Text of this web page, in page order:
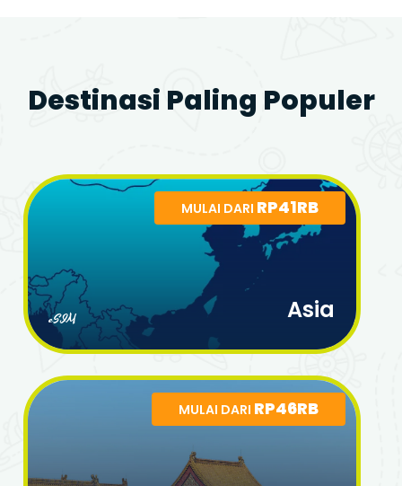
Destinasi Paling Populer
MULAI DARI RP41RB
eSIM Asia
MULAI DARI RP46RB